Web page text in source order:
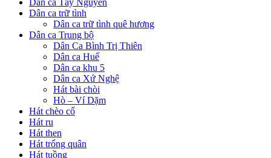
Dân ca trữ tình
Dân ca trữ tình quê hương
Dân ca Trung bộ
Dân Ca Bình Trị Thiên
Dân ca Huế
Dân ca khu 5
Dân ca Xứ Nghệ
Hát bài chòi
Hò – Ví Dặm
Hát chèo cổ
Hát ru
Hát then
Hát trống quân
Hát tuồng